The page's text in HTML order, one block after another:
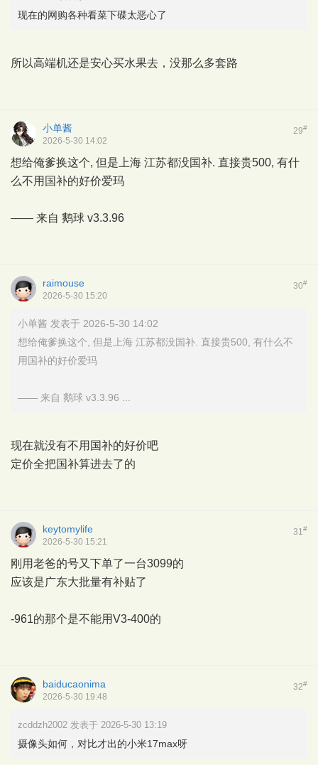
现在的网购各种看菜下碟太恶心了
所以高端机还是安心买水果去，没那么多套路
29#
小单酱
2026-5-30 14:02
想给俺爹换这个, 但是上海 江苏都没国补. 直接贵500, 有什
么不用国补的好价爱玛
—— 来自 鹅球 v3.3.96
30#
raimouse
2026-5-30 15:20
小单酱 发表于 2026-5-30 14:02
想给俺爹换这个, 但是上海 江苏都没国补. 直接贵500, 有什么不
用国补的好价爱玛
—— 来自 鹅球 v3.3.96 ...
现在就没有不用国补的好价吧
定价全把国补算进去了的
31#
keytomylife
2026-5-30 15:21
刚用老爸的号又下单了一台3099的
应该是广东大批量有补贴了
-961的那个是不能用V3-400的
32#
baiducaonima
2026-5-30 19:48
zcddzh2002 发表于 2026-5-30 13:19
摄像头如何，对比才出的小米17max呀